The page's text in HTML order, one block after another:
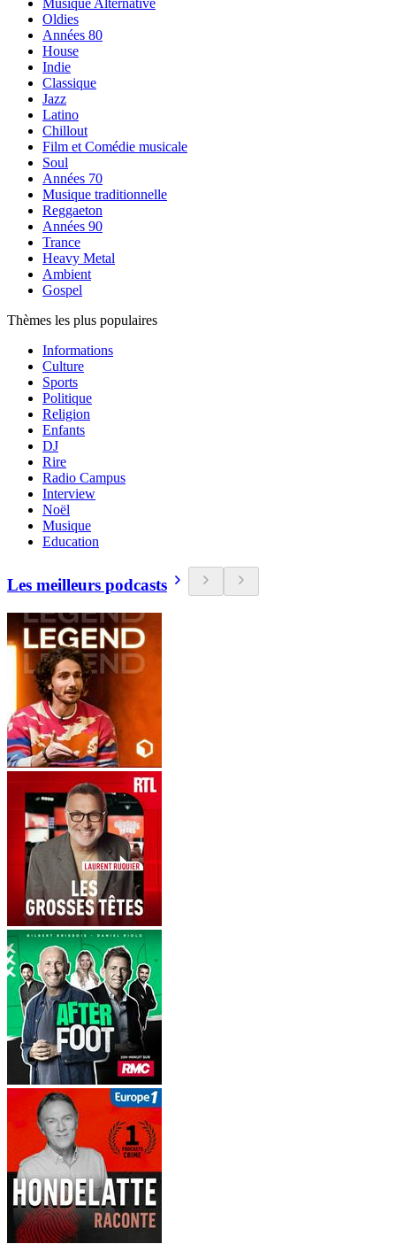
Musique Alternative
Oldies
Années 80
House
Indie
Classique
Jazz
Latino
Chillout
Film et Comédie musicale
Soul
Années 70
Musique traditionnelle
Reggaeton
Années 90
Trance
Heavy Metal
Ambient
Gospel
Thèmes les plus populaires
Informations
Culture
Sports
Politique
Religion
Enfants
DJ
Rire
Radio Campus
Interview
Noël
Musique
Education
Les meilleurs podcasts